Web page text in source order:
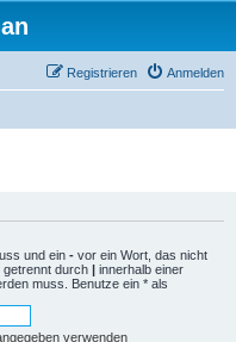
Anmelden
Registrieren
und ein - vor ein Wort, das nicht
getrennt durch | innerhalb einer
muss. Benutze ein * als
verwenden